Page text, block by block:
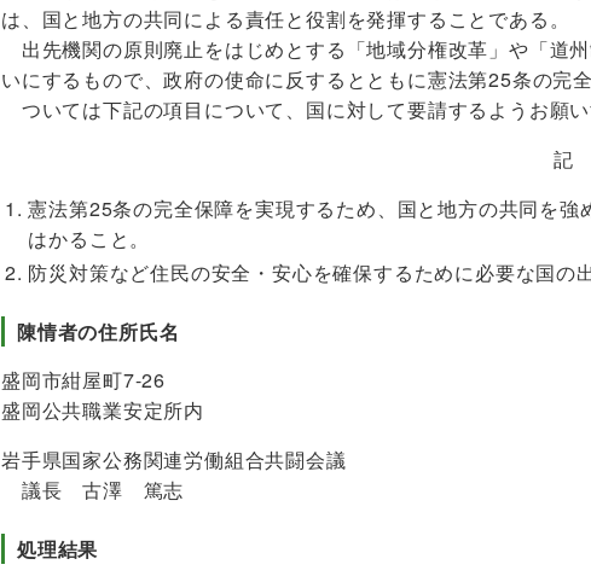
は、国と地方の共同による責任と役割を発揮することである。
出先機関の原則廃止をはじめとする「地域分権改革」や「道
いにするもので、政府の使命に反するとともに憲法第25条の
ついては下記の項目について、国に対して要請するようお願い
記
憲法第25条の完全保障を実現するため、国と地方の共同を
はかること。
防災対策など住民の安全・安心を確保するために必要な国の
陳情者の住所氏名
盛岡市紺屋町7-26
盛岡公共職業安定所内
岩手県国家公務関連労働組合共闘会議
議長 古澤 篤志
処理結果